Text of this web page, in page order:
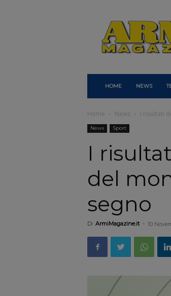
Armi
Magazine
HOME NEWS
Home News I risultati
News Sport
I
del
segno
Di ArmiMagazine.it - 10